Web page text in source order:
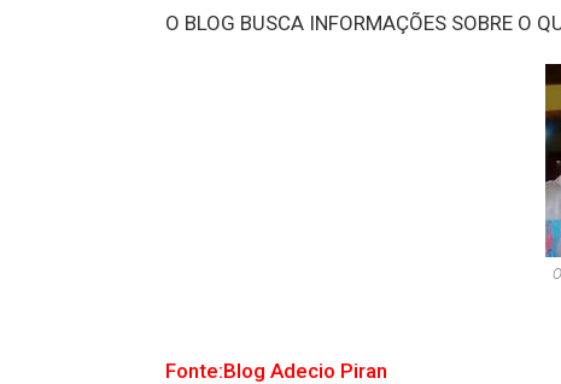
O BLOG BUSCA INFORMAÇÕES SOBRE O
Fonte:Blog Adecio Piran